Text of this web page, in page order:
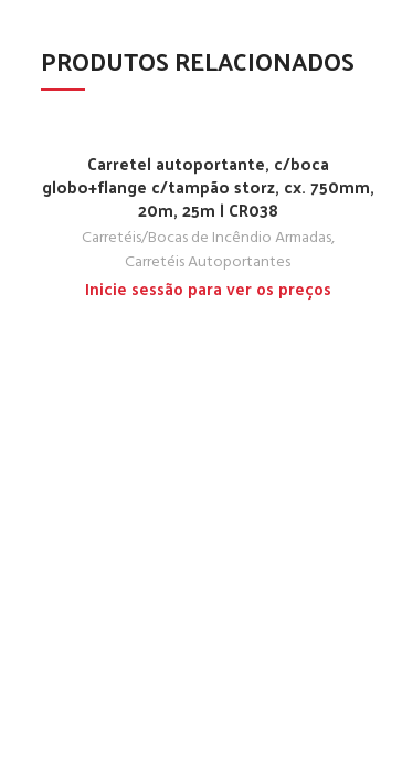
PRODUTOS RELACIONADOS
Carretel autoportante, c/boca
globo+flange c/tampão storz, cx. 750mm,
20m, 25m | CR038
Carretéis/Bocas de Incêndio Armadas,
Carretéis Autoportantes
Inicie sessão para ver os preços